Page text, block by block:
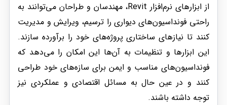
از ابزارهای نرم‌افزار Revit، مهندسان و طراحان می‌توانند به
راحتی فونداسیون‌های دیواری را ترسیم، ویرایش و مدیریت
کنند تا نیازهای ساختاری پروژه‌های خود را برآورده سازند.
این ابزارها و تنظیمات به آن‌ها این امکان را می‌دهد که
فونداسیون‌های مناسب و ایمن برای سازه‌های خود طراحی
کنند و در عین حال به مسائل اقتصادی و عملکردی نیز
توجه داشته باشند.